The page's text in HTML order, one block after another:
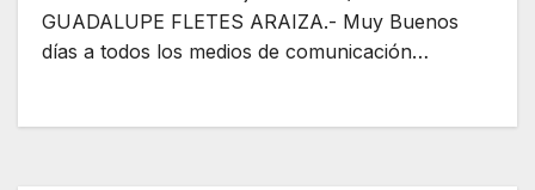
GUADALUPE FLETES ARAIZA.- Muy Buenos
días a todos los medios de comunicación…